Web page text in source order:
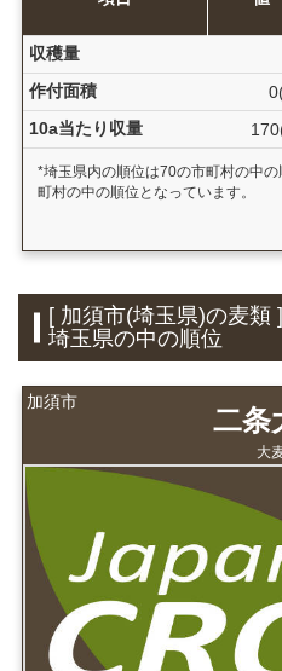
収穫量
作付面積
10a当たり収量
*埼玉県内の順位は70の市町村の中
町村の中の順位となっています。
[ 加須市(埼玉県)の麦類
埼玉県の中の順位
加須市
二条
大